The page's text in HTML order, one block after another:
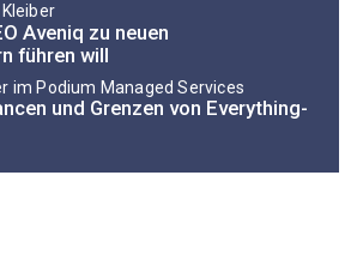
Aveniq zu neuen
führen will
im Podium Managed Services
und Grenzen von Everything-